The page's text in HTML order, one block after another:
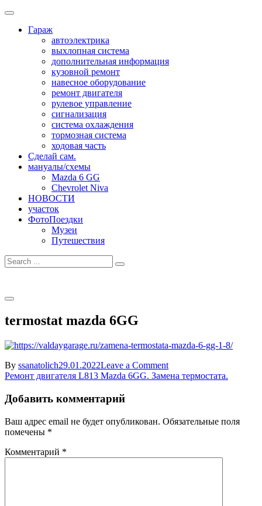
Skip
contentГараж
автоэлектрика
выхлопная система
дополнительная информация
кузовной ремонт
навесное оборудование
ремонт двигателя
рулевое управление
сигнализация
система охлаждения
тормозная система
ходовая часть
Сделай сам.
мануалы/схемы
Mazda 6 GG
Chevrolet Niva
НОВОСТИ
участок
ФотоПоездки
Музеи
Путешествия
Search
for:
termostat mazda 6GG
By ssanatolich29.01.2022Leave a Commenton
termostat
Навигация
по
записям
Ремонт двигателя L813 Mazda 6GG. Замена термостата.
Добавить комментарий
Ваш адрес email не будет опубликован. Обязательные поля
помечены *
Комментарий *